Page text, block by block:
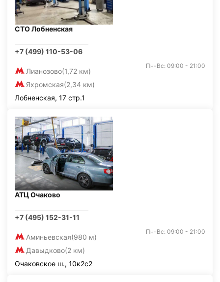
СТО Лобненская
+7 (499) 110-53-06
Лианозово(1,72 км)
Яхромская(2,34 км)
Пн-Вс: 09:00 - 21:00
Лобненская, 17 стр.1
АТЦ Очаково
+7 (495) 152-31-11
Аминьевская(980 м)
Давыдково(2 км)
Пн-Вс: 09:00 - 21:00
Очаковское ш., 10к2с2